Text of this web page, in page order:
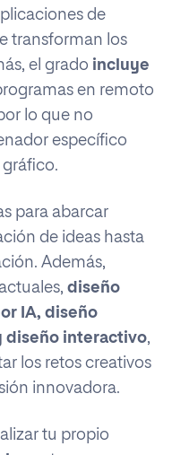
de
transforman los
el grado incluye
en remoto
lo que no
específico
gráfico.
para abarcar
de ideas hasta
Además,
diseño
IA, diseño
diseño interactivo,
los retos creativos
innovadora.
tu propio